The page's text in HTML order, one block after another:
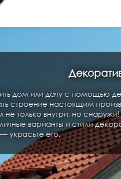
дом или дачу с помощью
строение настоящим
только внутри, но снаружи!
варианты и стили
украсьте его.